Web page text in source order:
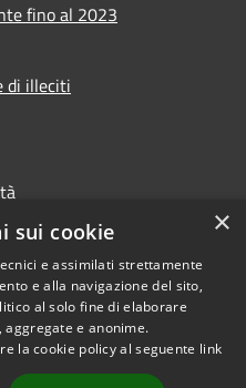
fino al 2023
di illeciti
Copyright © 2026 • Comune di
×
sui cookie
e assimilati strettamente
e alla navigazione del sito,
al solo fine di elaborare
e anonime.
la cookie policy al seguente link